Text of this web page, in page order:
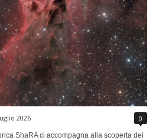
2026 0
ShaRA ci accompagna alla scoperta dei